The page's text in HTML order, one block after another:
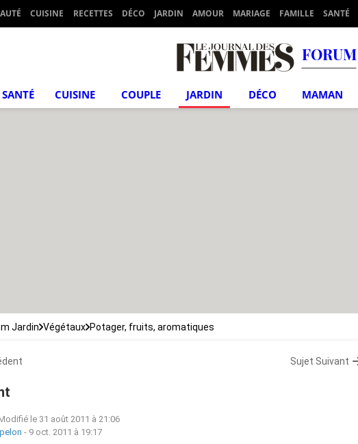
CUISINE RECETTES DÉCO JARDIN AMOUR MARIAGE FAMILLE SANTÉ
FORUM
SANTÉ CUISINE COUPLE JARDIN DÉCO MAMAN
Jardin Végétaux Potager, fruits, aromatiques
Sujet Suivant
le 31 août 2011 à 21:06
- 9 oct. 2011 à 19:17